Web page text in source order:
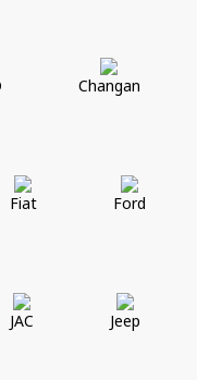
Changan
Fiat Ford
JAC Jeep